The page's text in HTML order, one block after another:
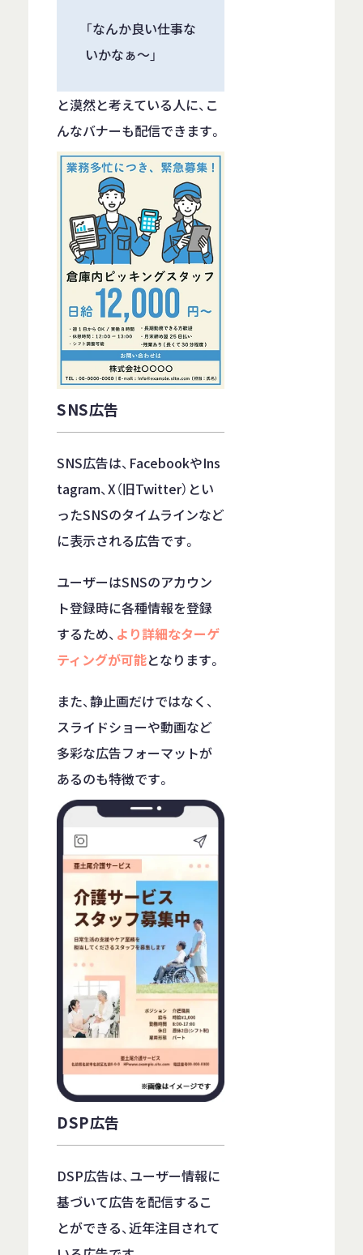
「なんか良い仕事な
いかなぁ～」
と漠然と考えている人に、こ
んなバナーも配信できます。
SNS広告
SNS広告は、FacebookやIns
tagram、X（旧Twitter）とい
ったSNSのタイムラインなど
に表示される広告です。
ユーザーはSNSのアカウン
ト登録時に各種情報を登録
するため、 より詳細なターゲ
ティングが可能となります。
また、静止画だけではなく、
スライドショーや動画など
多彩な広告フォーマットが
あるのも特徴です。
DSP広告
DSP広告は、ユーザー情報に
基づいて広告を配信するこ
とができる、近年注目されて